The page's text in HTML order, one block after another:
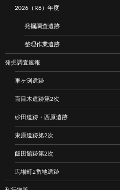
2026（R8）年度
発掘調査遺跡
整理作業遺跡
発掘調査速報
車ヶ渕遺跡
百目木遺跡第2次
砂田遺跡・西原遺跡
東原遺跡第2次
飯田館跡第2次
馬場町2番地遺跡